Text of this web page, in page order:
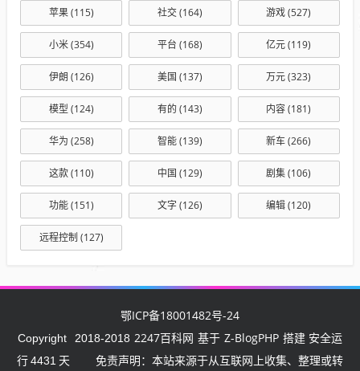
苹果(115) 社交(164) 游戏(527)
小米(354) 平台 (168) 亿元(119)
伊朗 (126) 美国 (137) 万元(323)
模型 (124) 有的 (143) 内容(181)
华为 (258) 智能(139) 新车(266)
这款(110) 中国 (129) 剧集(106)
功能(151) 文字(126) 编辑(120)
远程控制 (127)
鄂ICP备18001482号-24
Copyright 2018-2018 2247百科网 基于 Z-BlogPHP 搭建 安全运
行4431 天 免责声明：本站来源于从互联网上收集、整理或转